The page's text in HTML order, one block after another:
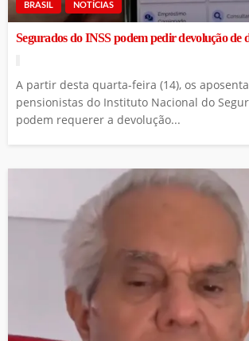
BRASIL NOTÍCIAS
Segurados do INSS podem pedir devolução de
A partir desta quarta-feira (14), os
pensionistas do Instituto Nacional do
podem requerer a devolução...